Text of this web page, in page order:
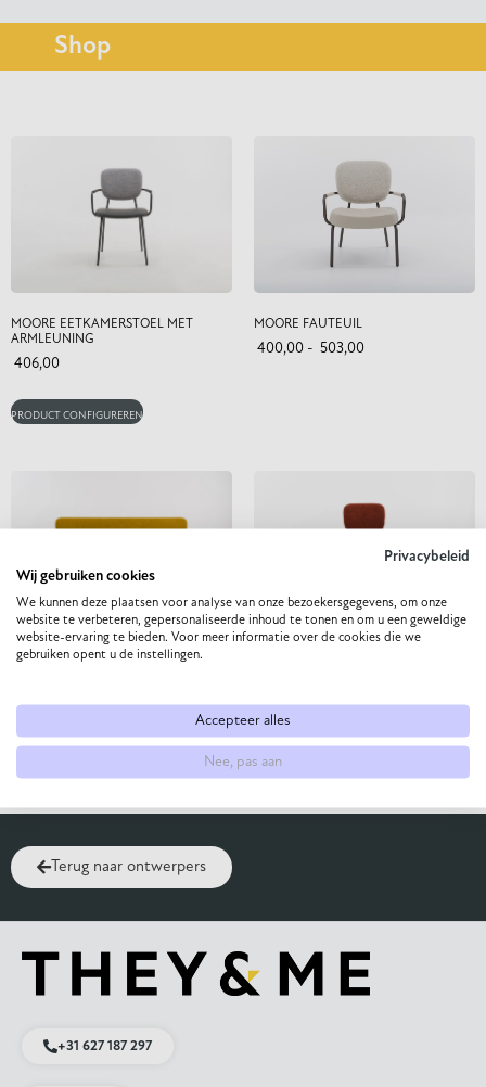
Shop
MOORE EETKAMERSTOEL MET
ARMLEUNING
406,00
PRODUCT CONFIGUREREN
MOORE FAUTEUIL
400,00 - 503,00
MOORE EETKAMERBANK
PRODUCT CONFIGUREREN
Terug naar ontwerpers
+31 627 187 297
Privacybeleid
Wij gebruiken cookies
We kunnen deze plaatsen voor analyse van onze bezoekersgegevens, om onze
website te verbeteren, gepersonaliseerde inhoud te tonen en om u een geweldige
website-ervaring te bieden. Voor meer informatie over de cookies die we
gebruiken opent u de instellingen.
Accepteer alles
Nee, pas aan